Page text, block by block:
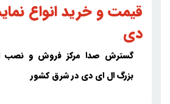
قیمت و خرید انواع
دی
گسترش صدا مرکز فروش و نصب
بزرگ ال ای دی در شرق کشور